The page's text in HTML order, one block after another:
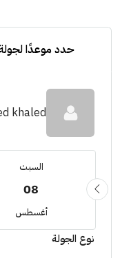
حدد موعدًا
khaled
السبت
08
أغسطس
نوع الجولة